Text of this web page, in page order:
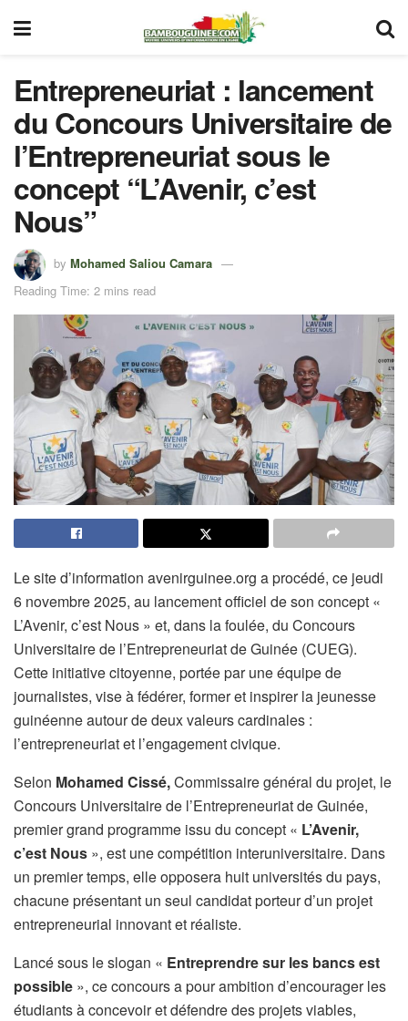
Entrepreneuriat : lancement
du Concours Universitaire de
l’Entrepreneuriat sous le
concept “L’Avenir, c’est
Nous”
by Mohamed Saliou Camara
Reading Time: 2 mins read
Le site d’information avenirguinee.org a procédé, ce jeudi
6 novembre 2025, au lancement officiel de son concept «
L’Avenir, c’est Nous » et, dans la foulée, du Concours
Universitaire de l’Entrepreneuriat de Guinée (CUEG).
Cette initiative citoyenne, portée par une équipe de
journalistes, vise à fédérer, former et inspirer la jeunesse
guinéenne autour de deux valeurs cardinales :
l’entrepreneuriat et l’engagement civique.
Selon Mohamed Cissé,Commissaire général du projet, le
Concours Universitaire de l’Entrepreneuriat de Guinée,
premier grand programme issu du concept « L’Avenir,
c’est Nous », est une compétition interuniversitaire. Dans
un premier temps, elle opposera huit universités du pays,
chacune présentant un seul candidat porteur d’un projet
entrepreneurial innovant et réaliste.
Lancé sous le slogan « Entreprendre sur les bancs est
possible », ce concours a pour ambition d’encourager les
étudiants à concevoir et défendre des projets viables,